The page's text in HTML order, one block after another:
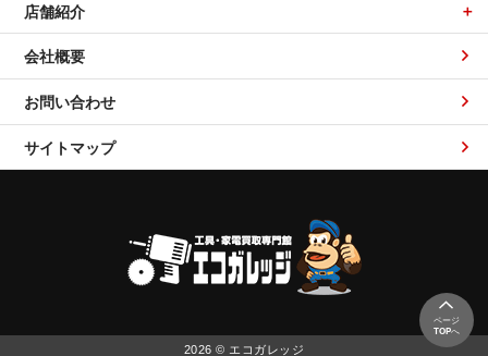
店舗紹介
会社概要
お問い合わせ
サイトマップ
2026 © エコガレッジ
ページ
TOPへ